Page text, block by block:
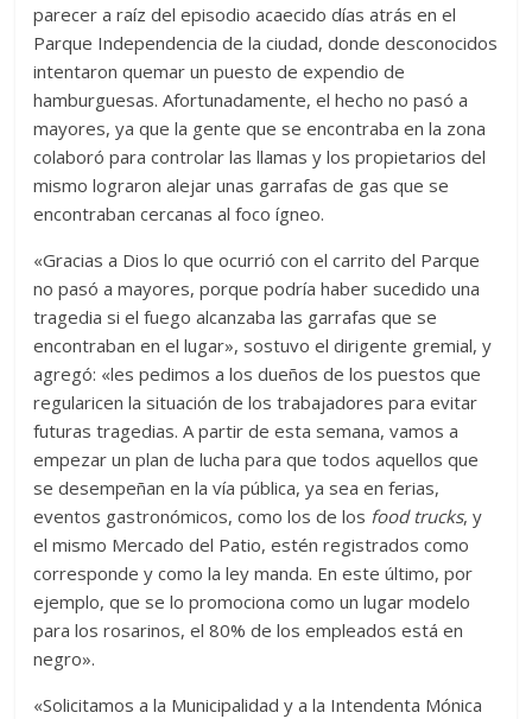
parecer a raíz del episodio acaecido días atrás en el
Parque Independencia de la ciudad, donde desconocidos
intentaron quemar un puesto de expendio de
hamburguesas. Afortunadamente, el hecho no pasó a
mayores, ya que la gente que se encontraba en la zona
colaboró para controlar las llamas y los propietarios del
mismo lograron alejar unas garrafas de gas que se
encontraban cercanas al foco ígneo.
«Gracias a Dios lo que ocurrió con el carrito del Parque
no pasó a mayores, porque podría haber sucedido una
tragedia si el fuego alcanzaba las garrafas que se
encontraban en el lugar», sostuvo el dirigente gremial, y
agregó: «les pedimos a los dueños de los puestos que
regularicen la situación de los trabajadores para evitar
futuras tragedias. A partir de esta semana, vamos a
empezar un plan de lucha para que todos aquellos que
se desempeñan en la vía pública, ya sea en ferias,
eventos gastronómicos, como los de los food trucks, y
el mismo Mercado del Patio, estén registrados como
corresponde y como la ley manda. En este último, por
ejemplo, que se lo promociona como un lugar modelo
para los rosarinos, el 80% de los empleados está en
negro».
«Solicitamos a la Municipalidad y a la Intendenta Mónica